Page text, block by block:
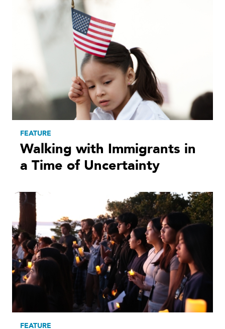
FEATURE
Walking with Immigrants in
a Time of Uncertainty
FEATURE